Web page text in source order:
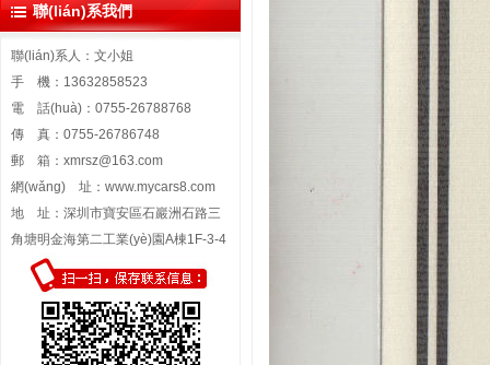
聯(lián)系我們
聯(lián)系人：文小姐
手 機：13632858523
電 話(huà)：0755-26788768
傳 真：0755-26786748
郵 箱： xmrsz@163.com
網(wǎng) 址： www.mycars8.com
地 址：深圳市寶安區石巖洲石路三
角塘明金海第二工業(yè)園A棟1F-3-4